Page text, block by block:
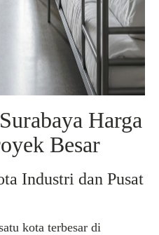
Harga
Besar
Industri dan Pusat
kota terbesar di